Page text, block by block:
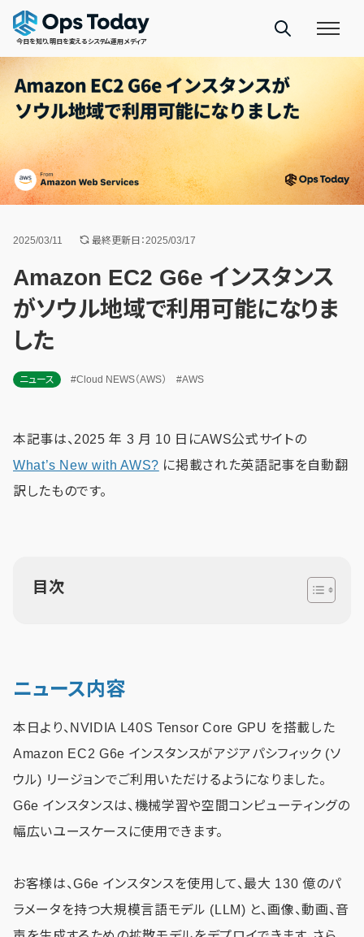
今日を知り、明日を変えるシステム運用メディア
2025/03/11 最終更新日：2025/03/17
Amazon EC2 G6e インスタンス
がソウル地域で利用可能になりま
した
ニュース #Cloud NEWS（AWS） #AWS
本記事は、2025 年 3 月 10 日にAWS公式サイトの
What’s New with AWS? に掲載された英語記事を自動翻
訳したものです。
目次
ニュース内容
本日より、NVIDIA L40S Tensor Core GPU を搭載した
Amazon EC2 G6e インスタンスがアジアパシフィック (ソ
ウル) リージョンでご利用いただけるようになりました。
G6e インスタンスは、機械学習や空間コンピューティングの
幅広いユースケースに使用できます。
お客様は、G6e インスタンスを使用して、最大 130 億のパ
ラメータを持つ大規模言語モデル (LLM) と、画像、動画、音